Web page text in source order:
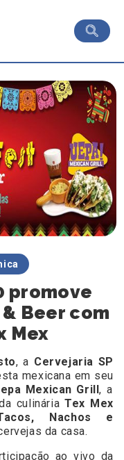
promove
Beer com
Mex
, a Cervejaria SP
mexicana em seu
Mexican Grill, a
culináriaTex Mex
Nachos e
da casa.
ao vivo da